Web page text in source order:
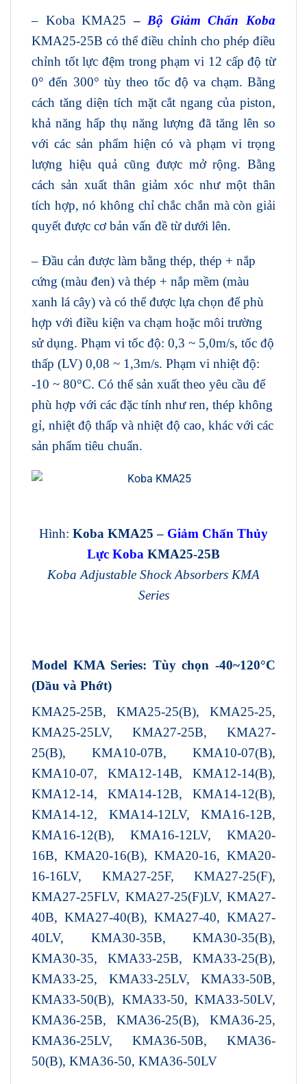
– Koba KMA25 – Bộ Giảm Chấn Koba
KMA25-25B có thể điều chỉnh cho phép điều
chỉnh tốt lực đệm trong phạm vi 12 cấp độ từ
0° đến 300° tùy theo tốc độ va chạm. Bằng
cách tăng diện tích mặt cắt ngang của piston,
khả năng hấp thụ năng lượng đã tăng lên so
với các sản phẩm hiện có và phạm vi trọng
lượng hiệu quả cũng được mở rộng. Bằng
cách sản xuất thân giảm xóc như một thân
tích hợp, nó không chỉ chắc chắn mà còn giải
quyết được cơ bản vấn đề từ dưới lên.
– Đầu cản được làm bằng thép, thép + nắp
cứng (màu đen) và thép + nắp mềm (màu
xanh lá cây) và có thể được lựa chọn để phù
hợp với điều kiện va chạm hoặc môi trường
sử dụng. Phạm vi tốc độ: 0,3 ~ 5,0m/s, tốc độ
thấp (LV) 0,08 ~ 1,3m/s. Phạm vi nhiệt độ:
-10 ~ 80°C. Có thể sản xuất theo yêu cầu để
phù hợp với các đặc tính như ren, thép không
gỉ, nhiệt độ thấp và nhiệt độ cao, khác với các
sản phẩm tiêu chuẩn.
Hình: Koba KMA25 – Giảm Chấn Thủy
Lực Koba KMA25-25B
Koba Adjustable Shock Absorbers KMA
Series
Model KMA Series: Tùy chọn -40~120°C
(Dầu và Phớt)
KMA25-25B, KMA25-25(B), KMA25-25,
KMA25-25LV, KMA27-25B, KMA27-
25(B), KMA10-07B, KMA10-07(B),
KMA10-07, KMA12-14B, KMA12-14(B),
KMA12-14, KMA14-12B, KMA14-12(B),
KMA14-12, KMA14-12LV, KMA16-12B,
KMA16-12(B), KMA16-12LV, KMA20-
16B, KMA20-16(B), KMA20-16, KMA20-
16-16LV, KMA27-25F, KMA27-25(F),
KMA27-25FLV, KMA27-25(F)LV, KMA27-
40B, KMA27-40(B), KMA27-40, KMA27-
40LV, KMA30-35B, KMA30-35(B),
KMA30-35, KMA33-25B, KMA33-25(B),
KMA33-25, KMA33-25LV, KMA33-50B,
KMA33-50(B), KMA33-50, KMA33-50LV,
KMA36-25B, KMA36-25(B), KMA36-25,
KMA36-25LV, KMA36-50B, KMA36-
50(B), KMA36-50, KMA36-50LV